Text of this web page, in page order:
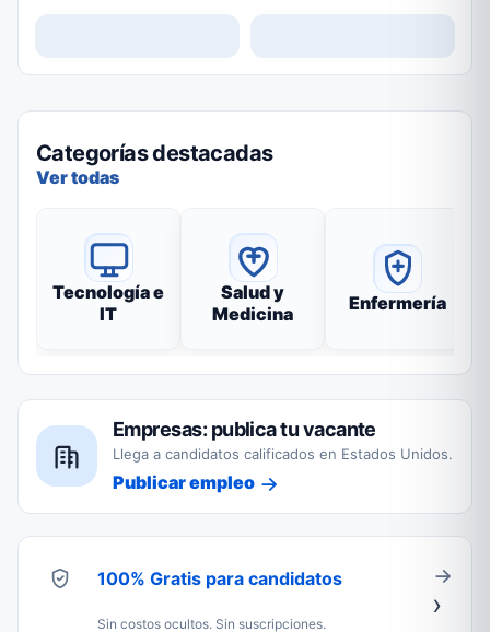
Categorías destacadas
Ver todas
Tecnología e
IT
Salud y
Medicina
Enfermería
Empresas: publica tu vacante
Llega a candidatos calificados en Estados Unidos.
Publicar empleo
100% Gratis para candidatos
Sin costos ocultos. Sin suscripciones.